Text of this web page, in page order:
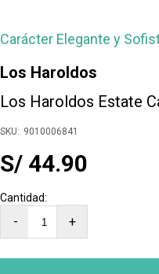
Carácter Elegante y
Los Haroldos
Los Haroldos Estate
9010006841
S/ 44.90
- +